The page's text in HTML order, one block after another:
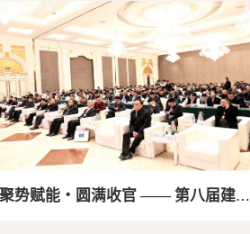
聚势赋能・圆满收官 —— 第八届建筑